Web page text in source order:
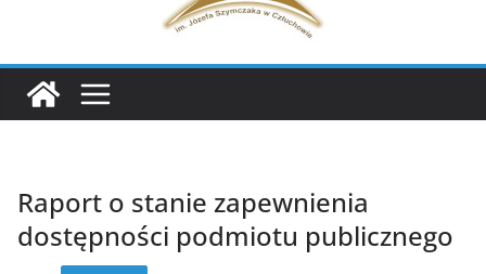
Raport o stanie zapewnienia
dostępności podmiotu publicznego